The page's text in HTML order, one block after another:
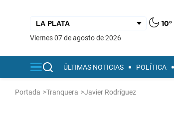
10°
viernes 07 de agosto de 2026
ÚLTIMAS NOTICIAS POLÍTICA
Portada >Tranquera >Javier Rodríguez